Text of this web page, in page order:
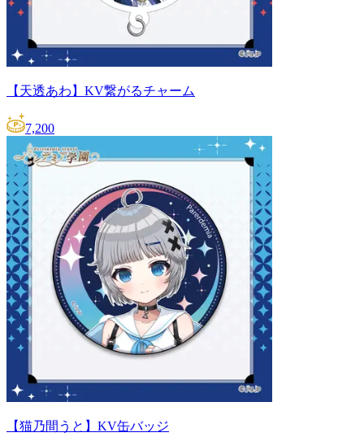
【天透あわ】KV繋がるチャーム
7,200
【猫乃間うと】KV缶バッジ